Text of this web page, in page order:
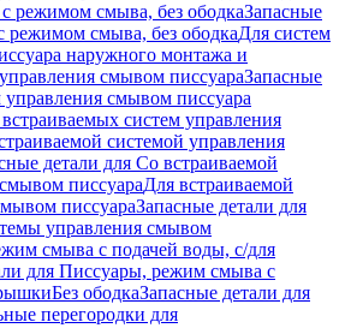
режимом смыва, без ободкаЗапасные
режимом смыва, без ободкаДля систем
наружного монтажа и
смывом писсуараЗапасные
управления смывом писсуара
систем управления
системой управления
детали для Со встраиваемой
писсуараДля встраиваемой
писсуараЗапасные детали для
управления смывом
смыва с подачей воды, с/для
для Писсуары, режим смыва с
Без ободкаЗапасные детали для
перегородки для